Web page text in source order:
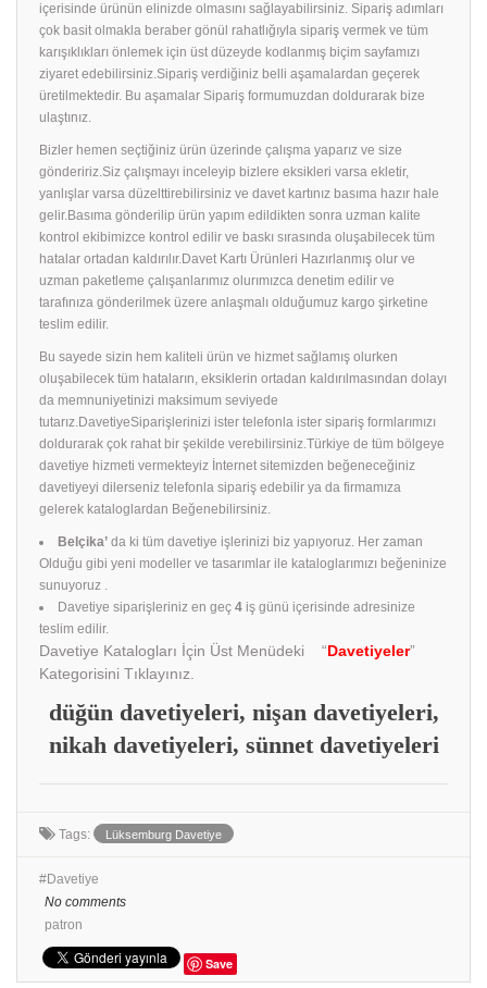
içerisinde ürünün elinizde olmasını sağlayabilirsiniz. Sipariş adımları
çok basit olmakla beraber gönül rahatlığıyla sipariş vermek ve tüm
karışıklıkları önlemek için üst düzeyde kodlanmış biçim sayfamızı
ziyaret edebilirsiniz.Sipariş verdiğiniz belli aşamalardan geçerek
üretilmektedir. Bu aşamalar Sipariş formumuzdan doldurarak bize
ulaştınız.
Bizler hemen seçtiğiniz ürün üzerinde çalışma yaparız ve size
göndeririz.Siz çalışmayı inceleyip bizlere eksikleri varsa ekletir,
yanlışlar varsa düzelttirebilirsiniz ve davet kartınız basıma hazır hale
gelir.Basıma gönderilip ürün yapım edildikten sonra uzman kalite
kontrol ekibimizce kontrol edilir ve baskı sırasında oluşabilecek tüm
hatalar ortadan kaldırılır.Davet Kartı Ürünleri Hazırlanmış olur ve
uzman paketleme çalışanlarımız olurımızca denetim edilir ve
tarafınıza gönderilmek üzere anlaşmalı olduğumuz kargo şirketine
teslim edilir.
Bu sayede sizin hem kaliteli ürün ve hizmet sağlamış olurken
oluşabilecek tüm hataların, eksiklerin ortadan kaldırılmasından dolayı
da memnuniyetinizi maksimum seviyede
tutarız.DavetiyeSiparişlerinizi ister telefonla ister sipariş formlarımızı
doldurarak çok rahat bir şekilde verebilirsiniz.Türkiye de tüm bölgeye
davetiye hizmeti vermekteyiz İnternet sitemizden beğeneceğiniz
davetiyeyi dilerseniz telefonla sipariş edebilir ya da firmamıza
gelerek kataloglardan Beğenebilirsiniz.
Belçika’ da ki tüm davetiye işlerinizi biz yapıyoruz. Her zaman
Olduğu gibi yeni modeller ve tasarımlar ile kataloglarımızı beğeninize
sunuyoruz .
Davetiye siparişleriniz en geç 4 iş günü içerisinde adresinize
teslim edilir.
Davetiye Katalogları İçin Üst Menüdeki “Davetiyeler”
Kategorisini Tıklayınız.
düğün davetiyeleri, nişan davetiyeleri,
nikah davetiyeleri, sünnet davetiyeleri
Tags: Lüksemburg Davetiye
Davetiye
No comments
patron
Save